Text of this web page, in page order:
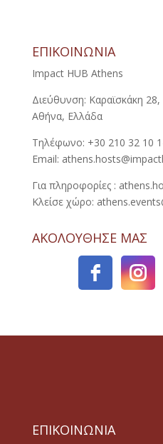
ΕΠΙΚΟΙΝΩΝΙΑ
Impact HUB Athens
Διεύθυνση: Καραϊσκάκη
Αθήνα, Ελλάδα
Τηλέφωνο: +30 210 32 10
Email:
Για πληροφορίες :
Κλείσε χώρο:
ΑΚΟΛΟΥΘΗΣΕ ΜΑΣ
ΕΠΙΚΟΙΝΩΝΙΑ